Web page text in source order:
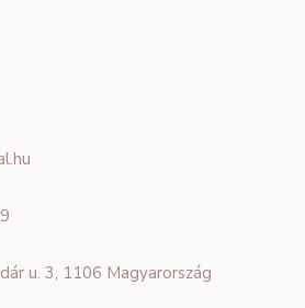
u. 3, 1106 Magyarország